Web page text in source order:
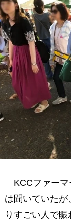
KCCファー
は聞いていた
りすごい人で